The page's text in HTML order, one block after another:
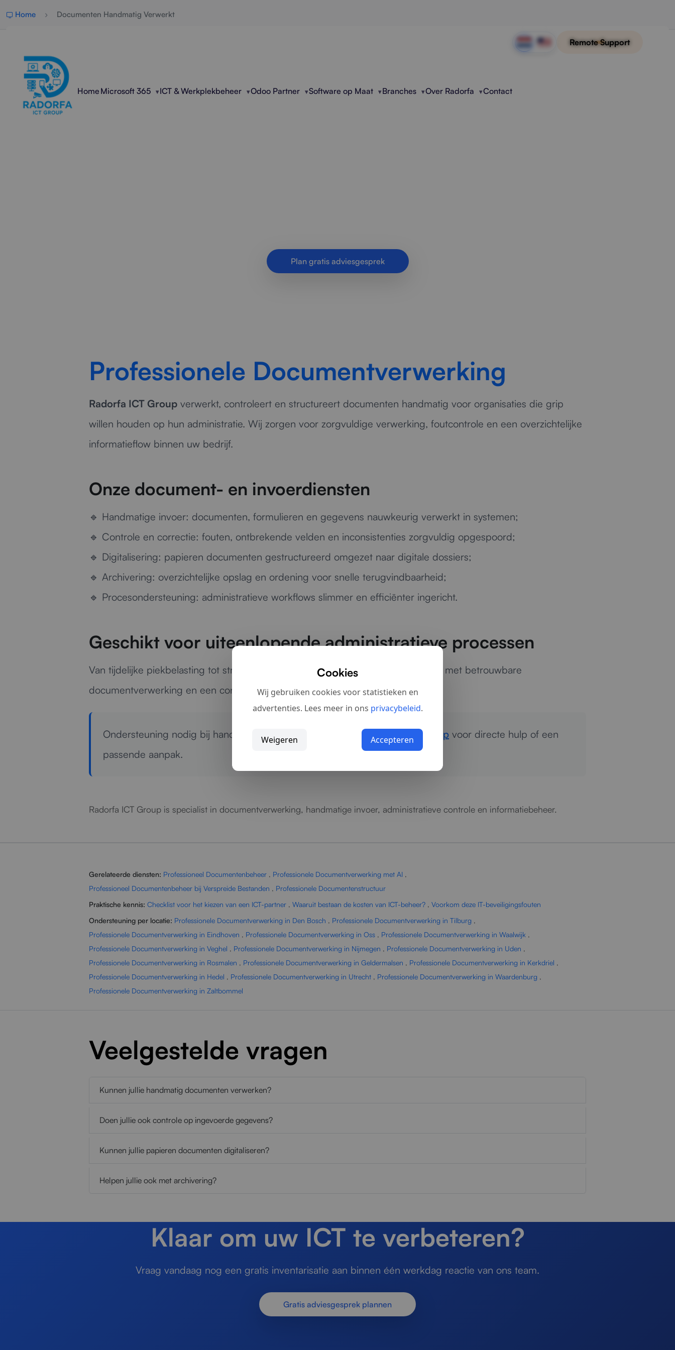
Remote Support
Home Microsoft 365 ICT & Werkplekbeheer Odoo Partner Software op Maat Branches Over Radorfa Contact
Home Documenten Handmatig Verwerkt
Plan gratis adviesgesprek
Professionele Documentverwerking
Radorfa ICT Group verwerkt, controleert en structureert documenten handmatig voor organisaties die grip
willen houden op hun administratie. Wij zorgen voor zorgvuldige verwerking, foutcontrole en een overzichtelijke
informatieflow binnen uw bedrijf.
Onze document- en invoerdiensten
🔹 Handmatige invoer: documenten, formulieren en gegevens nauwkeurig verwerkt in systemen;
🔹 Controle en correctie: fouten, ontbrekende velden en inconsistenties zorgvuldig opgespoord;
🔹 Digitalisering: papieren documenten gestructureerd omgezet naar digitale dossiers;
🔹 Archivering: overzichtelijke opslag en ordening voor snelle terugvindbaarheid;
🔹 Procesondersteuning: administratieve workflows slimmer en efficiënter ingericht.
Geschikt voor uiteenlopende administratieve processen
Van tijdelijke piekbelasting tot structurele ondersteuning: wij helpen organisaties met betrouwbare
documentverwerking en een consistente administratieve kwaliteit.
Ondersteuning nodig bij handmatige documentverwerking? Neem contact op voor directe hulp of een
passende aanpak.
Radorfa ICT Group is specialist in documentverwerking, handmatige invoer, administratieve controle en informatiebeheer.
Gerelateerde diensten: Professioneel Documentenbeheer , Professionele Documentverwerking met AI ,
Professioneel Documentenbeheer bij Verspreide Bestanden , Professionele Documentenstructuur
Praktische kennis: Checklist voor het kiezen van een ICT-partner , Waaruit bestaan de kosten van ICT-beheer? , Voorkom deze IT-beveiligingsfouten
Ondersteuning per locatie: Professionele Documentverwerking in Den Bosch , Professionele Documentverwerking in Tilburg ,
Professionele Documentverwerking in Eindhoven , Professionele Documentverwerking in Oss , Professionele Documentverwerking in Waalwijk ,
Professionele Documentverwerking in Veghel , Professionele Documentverwerking in Nijmegen , Professionele Documentverwerking in Uden ,
Professionele Documentverwerking in Rosmalen , Professionele Documentverwerking in Geldermalsen , Professionele Documentverwerking in Kerkdriel ,
Professionele Documentverwerking in Hedel , Professionele Documentverwerking in Utrecht , Professionele Documentverwerking in Waardenburg ,
Professionele Documentverwerking in Zaltbommel
Veelgestelde vragen
Kunnen jullie handmatig documenten verwerken?
Doen jullie ook controle op ingevoerde gegevens?
Kunnen jullie papieren documenten digitaliseren?
Helpen jullie ook met archivering?
Klaar om uw ICT te verbeteren?
Vraag vandaag nog een gratis inventarisatie aan binnen één werkdag reactie van ons team.
Gratis adviesgesprek plannen
Cookies
Wij gebruiken cookies voor statistieken en
advertenties. Lees meer in ons privacybeleid.
Weigeren Accepteren